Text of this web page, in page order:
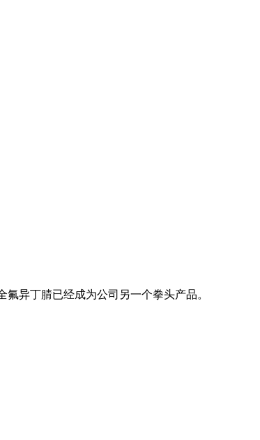
异丁腈已经成为公司另一个拳头产品。